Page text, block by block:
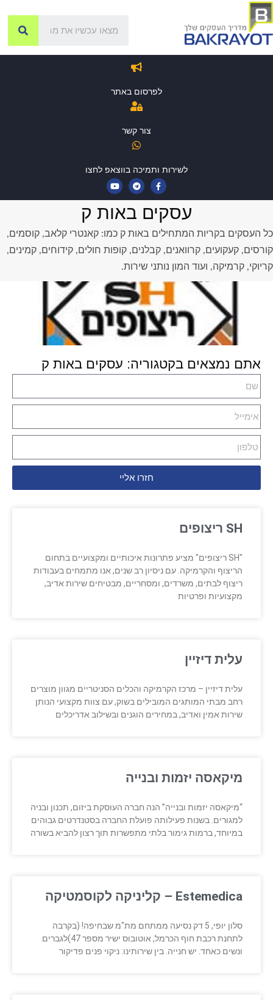
לפרסום באתר
צור קשר
לשירות ותמיכה בווצאפ לחצו
עסקים באות ק
כל העסקים בקריות המתחילים באות ק כמו: קאנטרי קלאב, קוסמים,
קורסים, קעקועים, קרוואנים, קבלנים, קופות חולים, קידוחים, קמינים,
קריוקי, קרמיקה, ועוד המון נותני שירות.
אתם נמצאים בקטגוריה: עסקים באות ק
חזרו אליי
SH ריצופים
"SH ריצופים" מציע פתרונות איכותיים ומקצועיים בתחום
הריצוף והקרמיקה. עם ניסיון רב שנים, אנו מתמחים בעבודות
ריצוף לבתים, משרדים, ומסחריים, מבטיחים שירות אדיב,
מקצועיות ופרטיות
עלית דיזיין
עלית דיזיין – מרכז הקרמיקה והכלים הסניטריים מגוון מוצרים
רחב מבתי המותגים המובילים בשוק, עם צוות מקצועי הנותן
שירות אמין ואדיב, במחירים הוגנים ובשילוב אדריכלים
מיקאסה יזמות ובנייה
“מיקאסה יזמות ובנייה” הנה חברה העוסקת ביזום, תכנון ובניה
למגורים. בשנות פעילותה פועלת החברה בסטנדרטים גבוהים
במיוחד, ברמות גימור בלתי מתפשרות תוך רצון להביא בשורה
Estemedica – קליניקה לקוסמטיקה
סלון יופי, 5 דק נסיעה ממתחם מת"מ שבחיפה! (בקרבה
לתחנת רכבת חוף הכרמל, אוטובוס ישיר מספר 47)לגברים
ונשים כאחד. יש חנייה. בין שירותינו: ניקוי פנים פדיקור